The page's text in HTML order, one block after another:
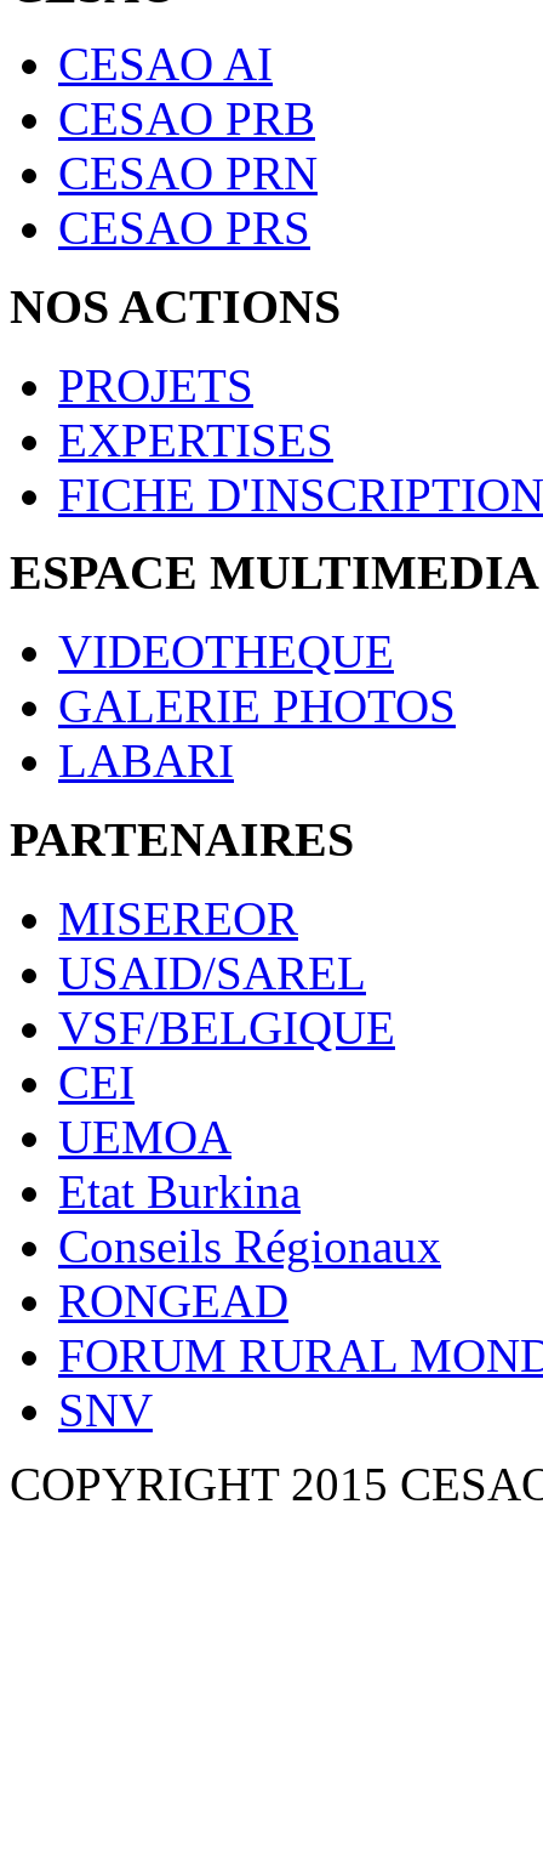
CESAO AI
CESAO PRB
CESAO PRN
CESAO PRS
NOS ACTIONS
PROJETS
EXPERTISES
FICHE D'INSCRIPTION
ESPACE MULTIMEDIA
VIDEOTHEQUE
GALERIE PHOTOS
LABARI
PARTENAIRES
MISEREOR
USAID/SAREL
VSF/BELGIQUE
CEI
UEMOA
Etat Burkina
Conseils Régionaux
RONGEAD
FORUM RURAL
SNV
COPYRIGHT 2015